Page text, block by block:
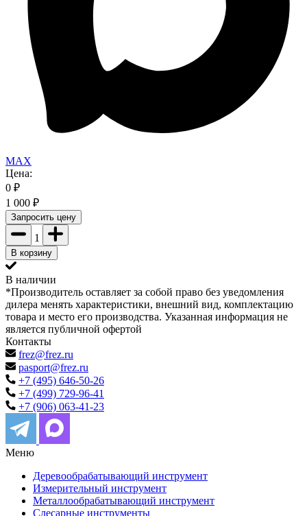
MAX
Цена:
0 ₽
1 000 ₽
Запросить цену
1
В корзину
В наличии
*Производитель оставляет за собой право без уведомления
дилера менять характеристики, внешний вид, комплектацию
товара и место его производства. Указанная информация не
является публичной офертой
Контакты
frez@frez.ru
pasport@frez.ru
+7 (495) 646-50-26
+7 (499) 729-96-41
+7 (906) 063-41-23
Меню
Деревообрабатывающий инструмент
Измерительный инструмент
Металлообрабатывающий инструмент
Слесарные инструменты